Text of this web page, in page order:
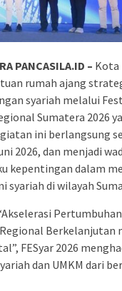
PANCASILA.ID – Kota
rumah ajang
syariah melalui
Sumatera 2026
ini berlangsung
2026, dan menjadi
kepentingan dalam
syariah di wilayah
Berkelanjutan
FESyar 2026
dan UMKM dari